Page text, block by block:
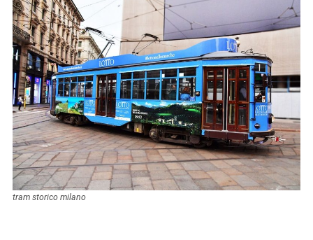
tram storico milano